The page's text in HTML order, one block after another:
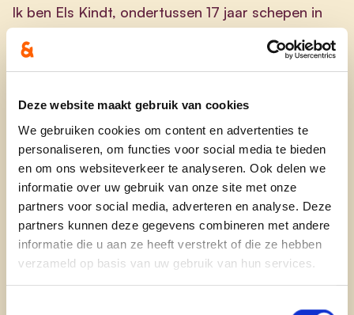
Deze website maakt gebruik van cookies
We gebruiken cookies om content en advertenties te
personaliseren, om functies voor social media te bieden
en om ons websiteverkeer te analyseren. Ook delen we
informatie over uw gebruik van onze site met onze
partners voor social media, adverteren en analyse. Deze
partners kunnen deze gegevens combineren met andere
informatie die u aan ze heeft verstrekt of die ze hebben
verzameld op basis van uw gebruik van hun services.
Ik ben Els Kindt, ondertussen 17 jaar schepen in
Lichtervelde en al verschillende jaren
provincieraadslid. In 2007 ben ik verkozen in de
provincieraad. In 2011 kreeg ik de kans om
gouverneur Carl Decaluwe op te volgen in het
opnieuw provincieraadslid en kreeg ik het
vertrouwen als fractieleider. Mijn vader Gabriel
was burgemeester en gedeputeerde. Mijn neef
Steven is ook schepen in Lichtervelde en staat op
15 Vlaams. Politiek zit duidelijk in onze genen. Ik
combineer mijn politieke job met het
bedrijfsleven. Voor drie uiteenlopende
handelszaken verzorg ik de administratieve
ondersteuning. Die afwisseling houdt me scherp